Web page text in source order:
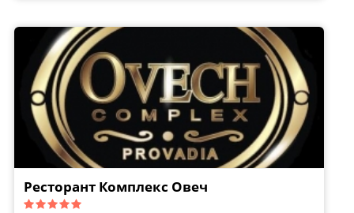
Ресторант Комплекс Овеч